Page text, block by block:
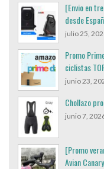
[Envio en
desde
julio 25,
Promo
ciclistas
junio 23,
Chollazo
junio 7,
[Promo
Avian